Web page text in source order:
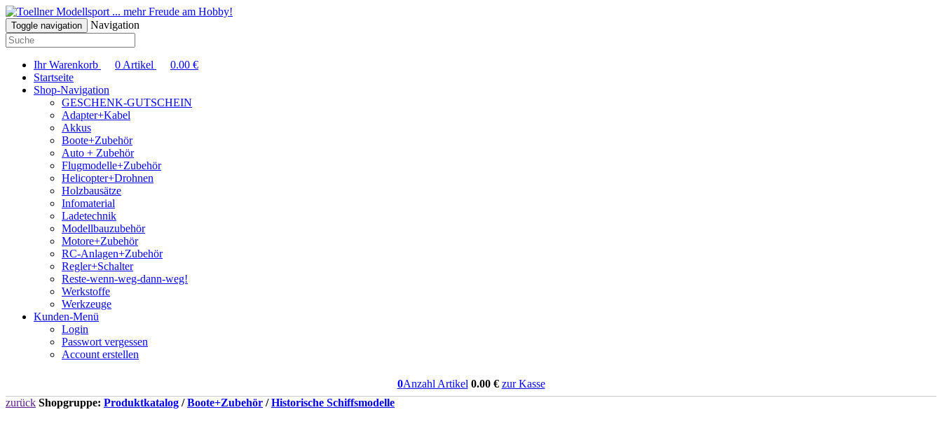
... mehr Freude am Hobby!
Toggle navigation Navigation
Ihr Warenkorb 0 Artikel 0.00 €
Startseite
Shop-Navigation
GESCHENK-GUTSCHEIN
Adapter+Kabel
Akkus
Boote+Zubehör
Auto + Zubehör
Flugmodelle+Zubehör
Helicopter+Drohnen
Holzbausätze
Infomaterial
Ladetechnik
Modellbauzubehör
Motore+Zubehör
RC-Anlagen+Zubehör
Regler+Schalter
Reste-wenn-weg-dann-weg!
Werkstoffe
Werkzeuge
Kunden-Menü
Login
Passwort vergessen
Account erstellen
0Anzahl Artikel 0.00€ zur Kasse
zurück Shopgruppe: Produktkatalog /Boote+Zubehör /Historische Schiffsmodelle